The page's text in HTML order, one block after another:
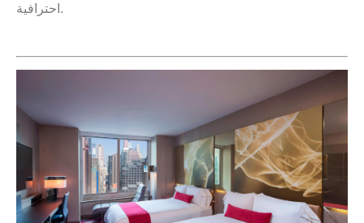
احترافية.